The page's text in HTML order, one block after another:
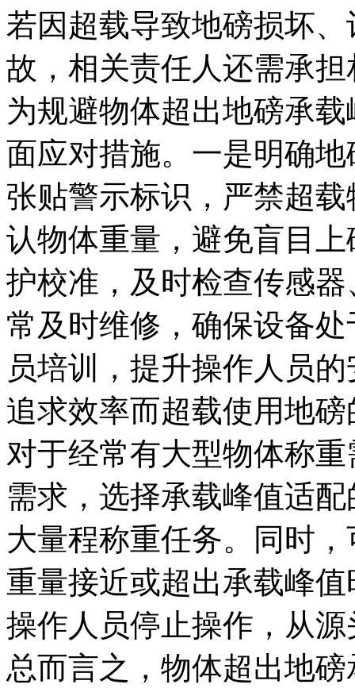
若因超载导致地磅损坏
故，相关责任人还需承
为规避物体超出地磅承
面应对措施。一是明确
张贴警示标识，严禁超
认物体重量，避免盲目
护校准，及时检查传感
常及时维修，确保设备
员培训，提升操作人员
追求效率而超载使用地
对于经常有大型物体称
需求，选择承载峰值适
大量程称重任务。同时
重量接近或超出承载峰
操作人员停止操作，从
总而言之，物体超出地